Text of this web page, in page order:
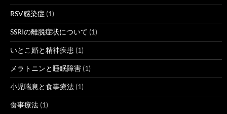
RSV感染症 (1)
SSRIの離脱症状について (1)
いとこ婚と精神疾患 (1)
メラトニンと睡眠障害 (1)
小児喘息と食事療法 (1)
食事療法 (1)